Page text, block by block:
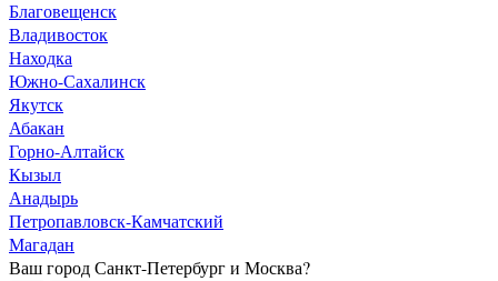
Благовещенск
Владивосток
Находка
Южно-Сахалинск
Якутск
Абакан
Горно-Алтайск
Кызыл
Анадырь
Петропавловск-Камчатский
Магадан
Ваш город Санкт-Петербург и Москва?